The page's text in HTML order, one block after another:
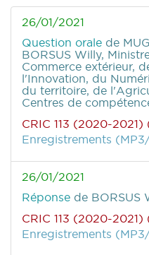
26/01/2021
Question orale de
BORSUS Willy,
Commerce extérieur,
l'Innovation, du
du territoire, de
Centres de
CRIC 113 (2020-2021)
Enregistrements
26/01/2021
Réponse de BORSUS
CRIC 113 (2020-2021)
Enregistrements